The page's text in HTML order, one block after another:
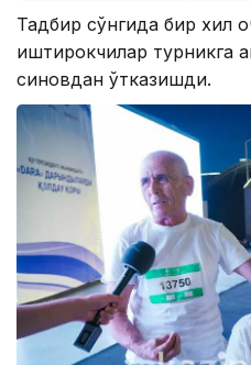
Тадбир сўнгида бир хил
иштирокчилар турникга
синовдан ўтказишди.